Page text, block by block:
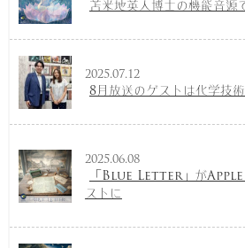
苫米地英人博士の機能音源
2025.07.12
8月放送のゲストは化学技
2025.06.08
「Blue Letter」がApple
ストに